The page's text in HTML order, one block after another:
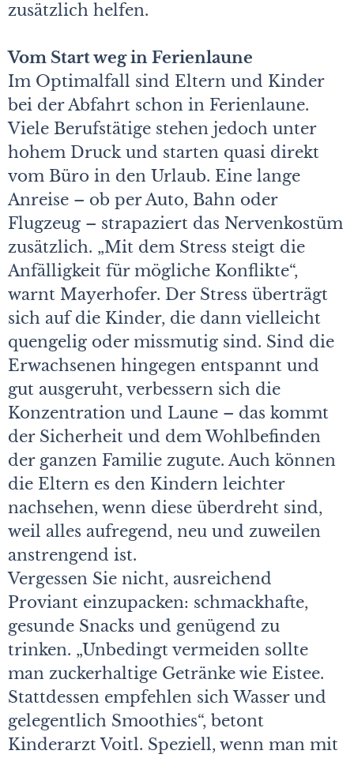
zusätzlich helfen.
Vom Start weg in Ferienlaune
Im Optimalfall sind Eltern und Kinder
bei der Abfahrt schon in Ferienlaune.
Viele Berufstätige stehen jedoch unter
hohem Druck und starten quasi direkt
vom Büro in den Urlaub. Eine lange
Anreise – ob per Auto, Bahn oder
Flugzeug – strapaziert das Nervenkostüm
zusätzlich. „Mit dem Stress steigt die
Anfälligkeit für mögliche Konflikte“,
warnt Mayerhofer. Der Stress überträgt
sich auf die Kinder, die dann vielleicht
quengelig oder missmutig sind. Sind die
Erwachsenen hingegen entspannt und
gut ausgeruht, verbessern sich die
Konzentration und Laune – das kommt
der Sicherheit und dem Wohlbefinden
der ganzen Familie zugute. Auch können
die Eltern es den Kindern leichter
nachsehen, wenn diese überdreht sind,
weil alles aufregend, neu und zuweilen
anstrengend ist.
Vergessen Sie nicht, ausreichend
Proviant einzupacken: schmackhafte,
gesunde Snacks und genügend zu
trinken. „Unbedingt vermeiden sollte
man zuckerhaltige Getränke wie Eistee.
Stattdessen empfehlen sich Wasser und
gelegentlich Smoothies“, betont
Kinderarzt Voitl. Speziell, wenn man mit